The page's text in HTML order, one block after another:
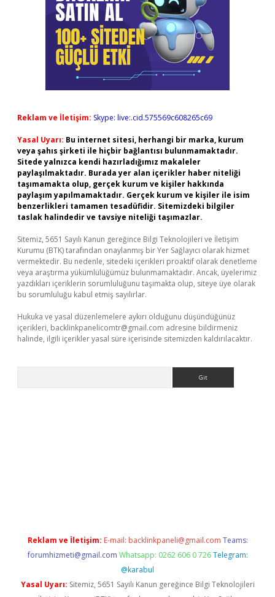
Reklam ve İletişim: Skype: live:.cid.575569c608265c69
Yasal Uyarı: Bu internet sitesi, herhangi bir marka, kurum
veya şahıs şirketi ile hiçbir bağlantısı bulunmamaktadır.
Sitede yalnızca kendi hazırladığımız makaleler
paylaşılmaktadır. Burada yer alan içerikler haber niteliği
taşımamakta olup, gerçek kurum ve kişiler hakkında
paylaşım yapılmamaktadır. Gerçek kurum ve kişiler ile isim
benzerlikleri tamamen tesadüfidir. Sitemizdeki bilgiler
taslak halindedir ve tavsiye niteliği taşımazlar.
Sitemiz, 5651 Sayılı Kanun gereğince Bilgi Teknolojileri ve İletişim
Kurumu (BTK) tarafından onaylanmış bir Yer Sağlayıcı olarak hizmet
vermektedir. Bu nedenle, sitedeki içerikleri proaktif olarak denetleme
veya araştırma yükümlülüğümüz bulunmamaktadır. Ancak, üyelerimiz
yazdıkları içeriklerin sorumluluğunu taşımakta olup, siteye üye olarak
bu sorumluluğu kabul etmiş sayılırlar.
Hukuka ve yasal düzenlemelere aykırı olduğunu düşündüğünüz
içerikleri, backlinkpanelicomtr@gmail.com adresine bildirmeniz
halinde, ilgili içerikler yasal süre içerisinde sitemizden kaldırılacaktır.
Reklam ve İletişim: E-mail: backlinkpaneli@gmail.com Teams:
forumhizmeti@gmail.com Whatsapp: 0262 606 0 726 Telegram:
@karabul
Yasal Uyarı: Sitemiz, 5651 Sayılı Kanun gereğince Bilgi Teknolojileri